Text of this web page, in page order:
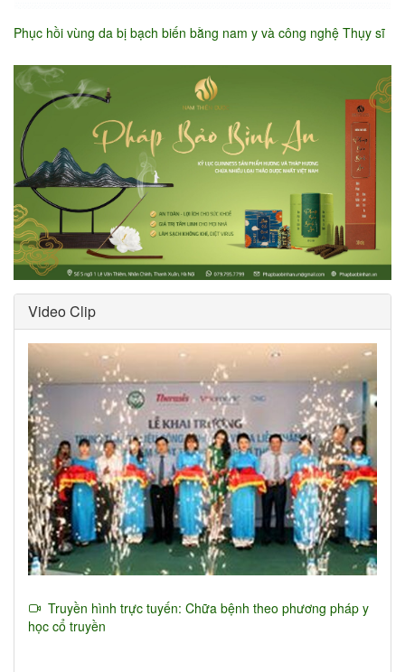
Phục hồi vùng da bị bạch biến bằng nam y và công nghệ Thụy sĩ
Video Clip
Truyền hình trực tuyến: Chữa bệnh theo phương pháp y
học cổ truyền